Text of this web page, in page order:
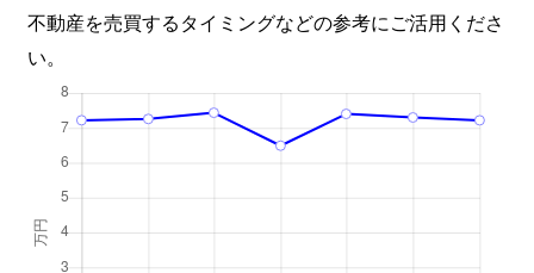
不動産を売買するタイミングなどの参考にご活用くださ
い。